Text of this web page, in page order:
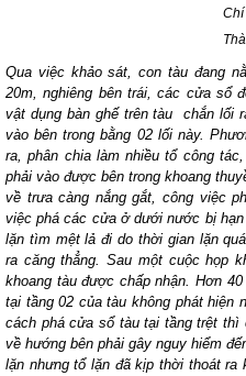
Chí
Qua việc khảo sát, con tàu đang
20m, nghiêng bên trái, các cửa sổ
vật dụng bàn ghế trên tàu chắn lối
vào bên trong bằng 02 lối này.
ra, phân chia làm nhiều tổ công
phải vào được bên trong khoang
về trưa càng nắng gắt, công việc
việc phá các cửa ở dưới nước bị
lặn tìm mệt lả đi do thời gian lặn
ra căng thẳng. Sau một cuộc họp
khoang tàu được chấp nhận. Hơn
tại tầng 02 của tàu không phát hiện
cách phá cửa sổ tàu tại tầng trệt thì
về hướng bên phải gây nguy hiểm
lặn nhưng tổ lặn đã kịp thời thoát